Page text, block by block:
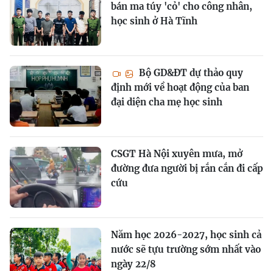
bán ma túy 'cỏ' cho công nhân,
học sinh ở Hà Tĩnh
Bộ GD&ĐT dự thảo quy
định mới về hoạt động của ban
đại diện cha mẹ học sinh
CSGT Hà Nội xuyên mưa, mở
đường đưa người bị rắn cắn đi cấp
cứu
Năm học 2026-2027, học sinh cả
nước sẽ tựu trường sớm nhất vào
ngày 22/8